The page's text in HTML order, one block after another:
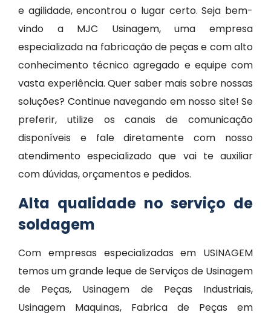
e agilidade, encontrou o lugar certo. Seja bem-
vindo a MJC Usinagem, uma empresa
especializada na fabricação de peças e com alto
conhecimento técnico agregado e equipe com
vasta experiência. Quer saber mais sobre nossas
soluções? Continue navegando em nosso site! Se
preferir, utilize os canais de comunicação
disponíveis e fale diretamente com nosso
atendimento especializado que vai te auxiliar
com dúvidas, orçamentos e pedidos.
Alta qualidade no serviço de
soldagem
Com empresas especializadas em USINAGEM
temos um grande leque de Serviços de Usinagem
de Peças, Usinagem de Peças Industriais,
Usinagem Maquinas, Fabrica de Peças em